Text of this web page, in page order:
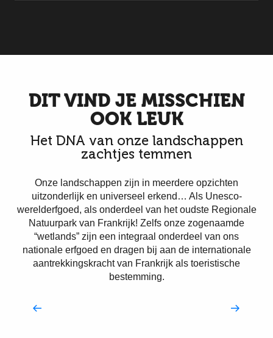
DIT VIND JE MISSCHIEN
OOK LEUK
Het DNA van onze landschappen
zachtjes temmen
Onze landschappen zijn in meerdere opzichten
uitzonderlijk en universeel erkend… Als Unesco-
werelderfgoed, als onderdeel van het oudste Regionale
Natuurpark van Frankrijk! Zelfs onze zogenaamde
“wetlands” zijn een integraal onderdeel van ons
nationale erfgoed en dragen bij aan de internationale
aantrekkingskracht van Frankrijk als toeristische
bestemming.